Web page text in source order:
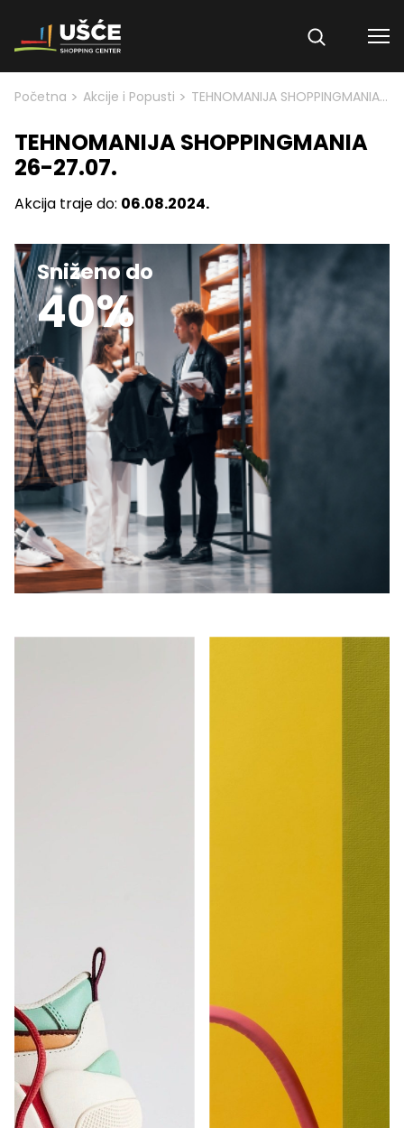
Skip to content
Početna > Akcije i Popusti > TEHNOMANIJA SHOPPINGMANIA 26-27.07.
TEHNOMANIJA SHOPPINGMANIA
26-27.07.
Akcija traje do: 06.08.2024.
Sniženo do
40%